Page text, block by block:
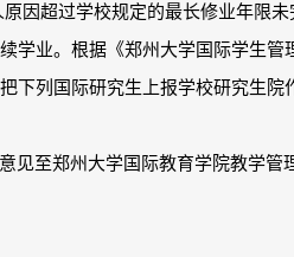
超过学校规定的最长修业年限未
学业。根据《郑州大学国际学生管
下列国际研究生上报学校研究生院
至郑州大学国际教育学院教学管